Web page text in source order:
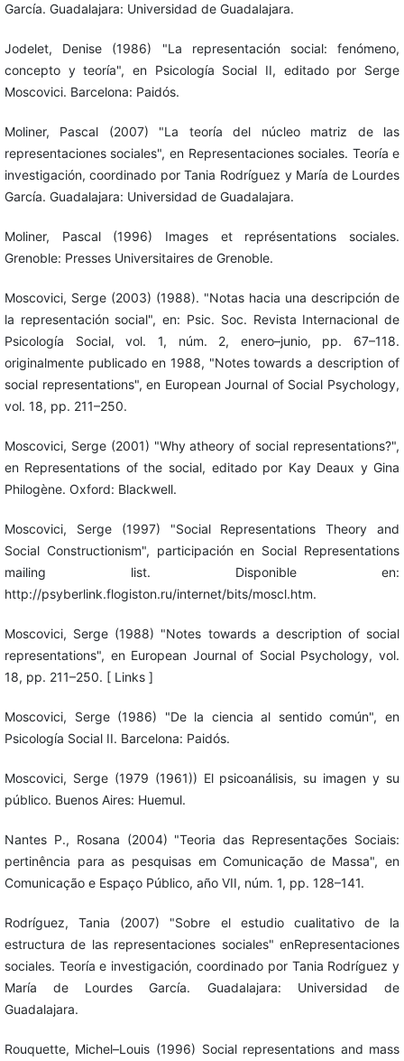
García. Guadalajara: Universidad de Guadalajara.
Jodelet, Denise (1986) "La representación social: fenómeno,
concepto y teoría", en Psicología Social II, editado por Serge
Moscovici. Barcelona: Paidós.
Moliner, Pascal (2007) "La teoría del núcleo matriz de las
representaciones sociales", en Representaciones sociales. Teoría e
investigación, coordinado por Tania Rodríguez y María de Lourdes
García. Guadalajara: Universidad de Guadalajara.
Moliner, Pascal (1996) Images et représentations sociales.
Grenoble: Presses Universitaires de Grenoble.
Moscovici, Serge (2003) (1988). "Notas hacia una descripción de
la representación social", en: Psic. Soc. Revista Internacional de
Psicología Social, vol. 1, núm. 2, enero–junio, pp. 67–118.
originalmente publicado en 1988, "Notes towards a description of
social representations", en European Journal of Social Psychology,
vol. 18, pp. 211–250.
Moscovici, Serge (2001) "Why atheory of social representations?",
en Representations of the social, editado por Kay Deaux y Gina
Philogène. Oxford: Blackwell.
Moscovici, Serge (1997) "Social Representations Theory and
Social Constructionism", participación en Social Representations
mailing list. Disponible en:
http://psyberlink.flogiston.ru/internet/bits/moscl.htm.
Moscovici, Serge (1988) "Notes towards a description of social
representations", en European Journal of Social Psychology, vol.
18, pp. 211–250. [ Links ]
Moscovici, Serge (1986) "De la ciencia al sentido común", en
Psicología Social II. Barcelona: Paidós.
Moscovici, Serge (1979 (1961)) El psicoanálisis, su imagen y su
público. Buenos Aires: Huemul.
Nantes P., Rosana (2004) "Teoria das Representações Sociais:
pertinência para as pesquisas em Comunicação de Massa", en
Comunicação e Espaço Público, año VII, núm. 1, pp. 128–141.
Rodríguez, Tania (2007) "Sobre el estudio cualitativo de la
estructura de las representaciones sociales" enRepresentaciones
sociales. Teoría e investigación, coordinado por Tania Rodríguez y
María de Lourdes García. Guadalajara: Universidad de
Guadalajara.
Rouquette, Michel–Louis (1996) Social representations and mass